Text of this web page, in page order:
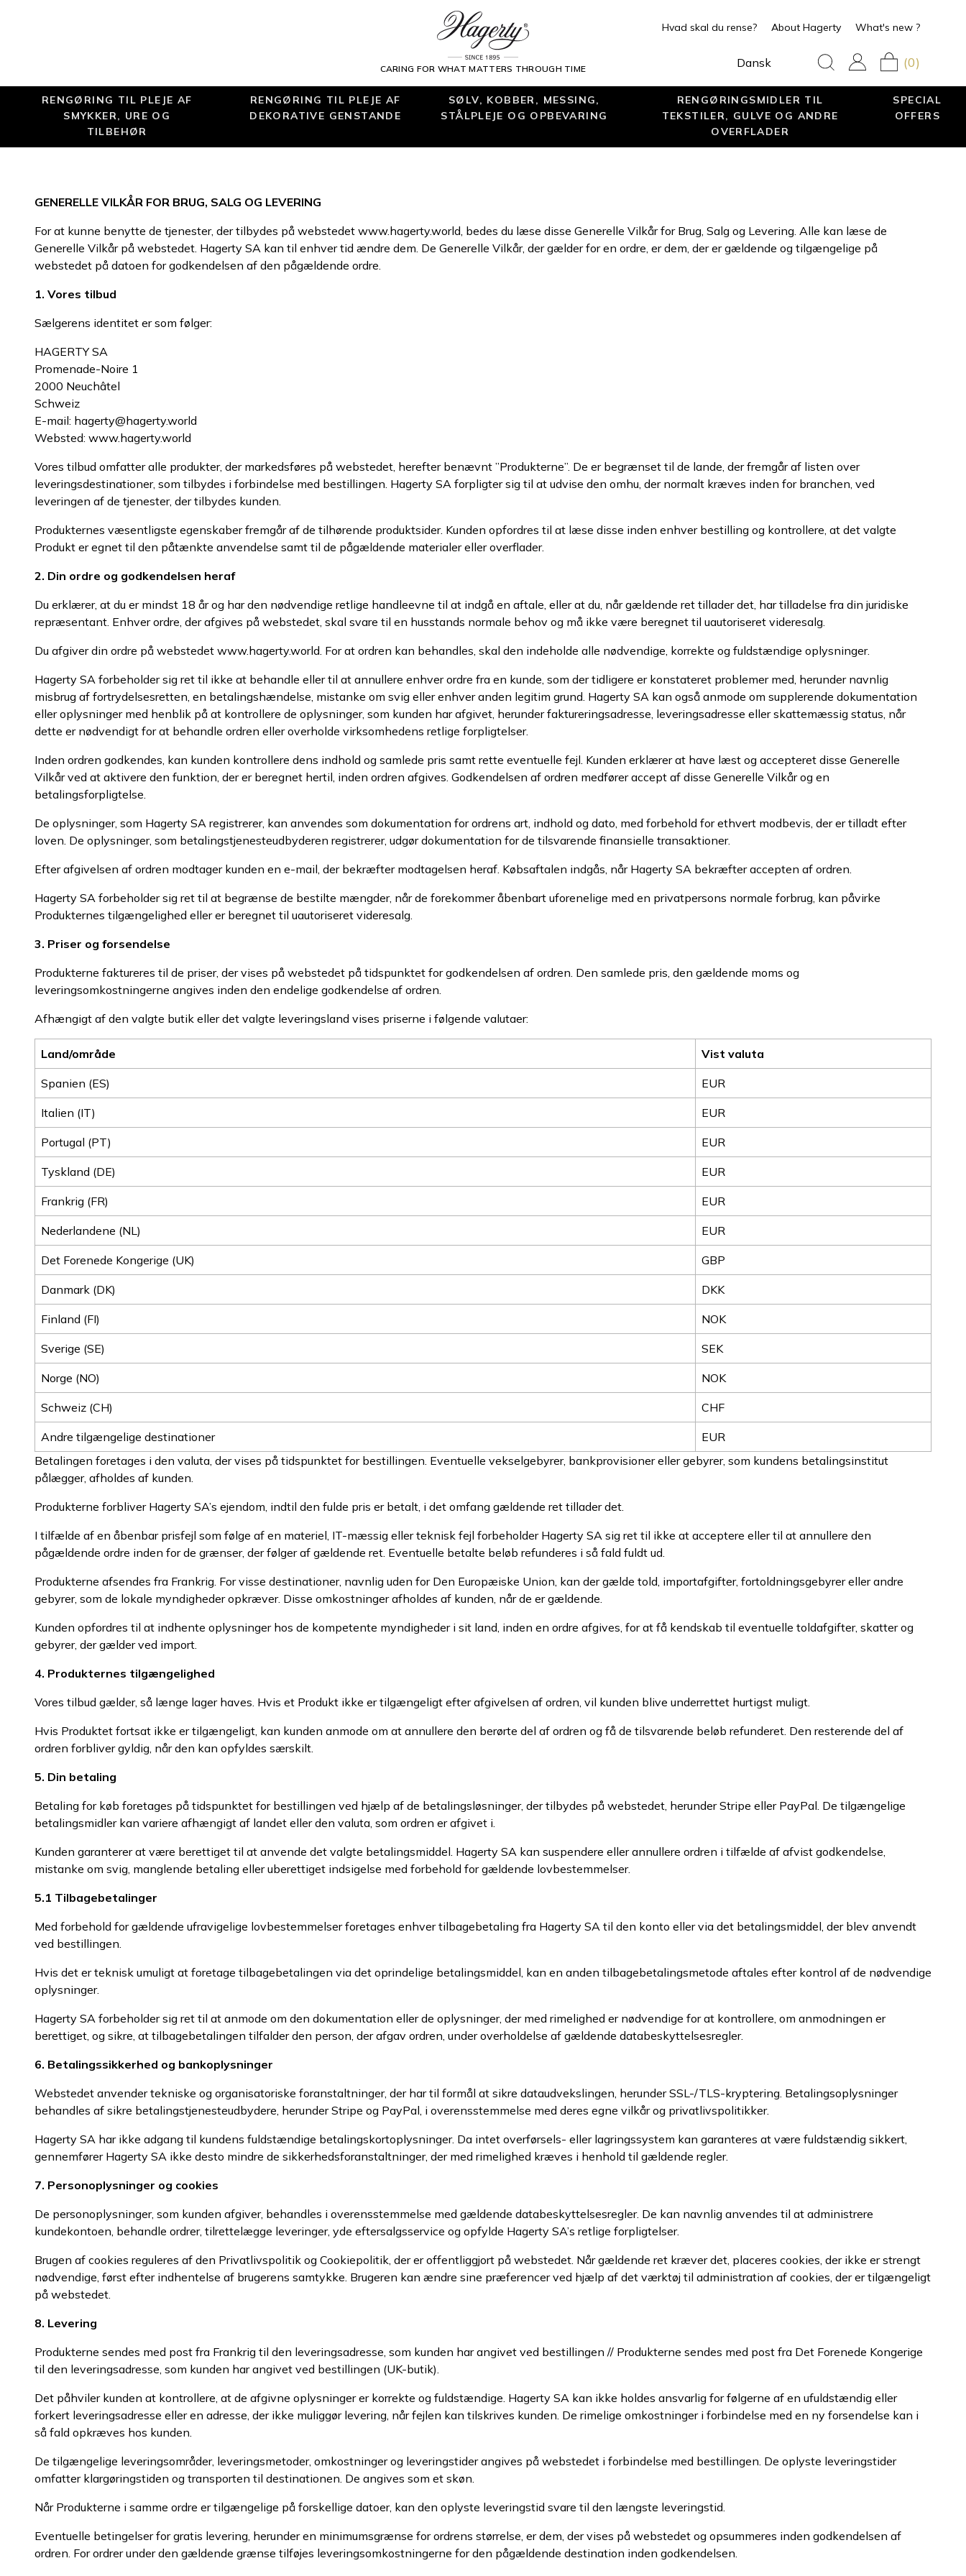
CARING FOR WHAT MATTERS THROUGH TIME
Hvad skal du rense? About Hagerty What's new ?
Dansk (0)
RENGØRING TIL PLEJE AF
SMYKKER, URE OG
TILBEHØR
RENGØRING TIL PLEJE AF
DEKORATIVE GENSTANDE
SØLV, KOBBER, MESSING,
STÅLPLEJE OG OPBEVARING
RENGØRINGSMIDLER TIL
TEKSTILER, GULVE OG ANDRE
OVERFLADER
SPECIAL
OFFERS
GENERELLE VILKÅR FOR BRUG, SALG OG LEVERING
For at kunne benytte de tjenester, der tilbydes på webstedet www.hagerty.world, bedes du læse disse Generelle Vilkår for Brug, Salg og Levering. Alle kan læse de
Generelle Vilkår på webstedet. Hagerty SA kan til enhver tid ændre dem. De Generelle Vilkår, der gælder for en ordre, er dem, der er gældende og tilgængelige på
webstedet på datoen for godkendelsen af den pågældende ordre.
1. Vores tilbud
Sælgerens identitet er som følger:
HAGERTY SA
Promenade-Noire 1
2000 Neuchâtel
Schweiz
E-mail: hagerty@hagerty.world
Websted: www.hagerty.world
Vores tilbud omfatter alle produkter, der markedsføres på webstedet, herefter benævnt ”Produkterne”. De er begrænset til de lande, der fremgår af listen over
leveringsdestinationer, som tilbydes i forbindelse med bestillingen. Hagerty SA forpligter sig til at udvise den omhu, der normalt kræves inden for branchen, ved
leveringen af de tjenester, der tilbydes kunden.
Produkternes væsentligste egenskaber fremgår af de tilhørende produktsider. Kunden opfordres til at læse disse inden enhver bestilling og kontrollere, at det valgte
Produkt er egnet til den påtænkte anvendelse samt til de pågældende materialer eller overflader.
2. Din ordre og godkendelsen heraf
Du erklærer, at du er mindst 18 år og har den nødvendige retlige handleevne til at indgå en aftale, eller at du, når gældende ret tillader det, har tilladelse fra din juridiske
repræsentant. Enhver ordre, der afgives på webstedet, skal svare til en husstands normale behov og må ikke være beregnet til uautoriseret videresalg.
Du afgiver din ordre på webstedet www.hagerty.world. For at ordren kan behandles, skal den indeholde alle nødvendige, korrekte og fuldstændige oplysninger.
Hagerty SA forbeholder sig ret til ikke at behandle eller til at annullere enhver ordre fra en kunde, som der tidligere er konstateret problemer med, herunder navnlig
misbrug af fortrydelsesretten, en betalingshændelse, mistanke om svig eller enhver anden legitim grund. Hagerty SA kan også anmode om supplerende dokumentation
eller oplysninger med henblik på at kontrollere de oplysninger, som kunden har afgivet, herunder faktureringsadresse, leveringsadresse eller skattemæssig status, når
dette er nødvendigt for at behandle ordren eller overholde virksomhedens retlige forpligtelser.
Inden ordren godkendes, kan kunden kontrollere dens indhold og samlede pris samt rette eventuelle fejl. Kunden erklærer at have læst og accepteret disse Generelle
Vilkår ved at aktivere den funktion, der er beregnet hertil, inden ordren afgives. Godkendelsen af ordren medfører accept af disse Generelle Vilkår og en
betalingsforpligtelse.
De oplysninger, som Hagerty SA registrerer, kan anvendes som dokumentation for ordrens art, indhold og dato, med forbehold for ethvert modbevis, der er tilladt efter
loven. De oplysninger, som betalingstjenesteudbyderen registrerer, udgør dokumentation for de tilsvarende finansielle transaktioner.
Efter afgivelsen af ordren modtager kunden en e-mail, der bekræfter modtagelsen heraf. Købsaftalen indgås, når Hagerty SA bekræfter accepten af ordren.
Hagerty SA forbeholder sig ret til at begrænse de bestilte mængder, når de forekommer åbenbart uforenelige med en privatpersons normale forbrug, kan påvirke
Produkternes tilgængelighed eller er beregnet til uautoriseret videresalg.
3. Priser og forsendelse
Produkterne faktureres til de priser, der vises på webstedet på tidspunktet for godkendelsen af ordren. Den samlede pris, den gældende moms og
leveringsomkostningerne angives inden den endelige godkendelse af ordren.
Afhængigt af den valgte butik eller det valgte leveringsland vises priserne i følgende valutaer:
Land/område Vist valuta
Spanien (ES) EUR
Italien (IT) EUR
Portugal (PT) EUR
Tyskland (DE) EUR
Frankrig (FR) EUR
Nederlandene (NL) EUR
Det Forenede Kongerige (UK) GBP
Danmark (DK) DKK
Finland (FI) NOK
Sverige (SE) SEK
Norge (NO) NOK
Schweiz (CH) CHF
Andre tilgængelige destinationer
EUR
Betalingen foretages i den valuta, der vises på tidspunktet for bestillingen. Eventuelle vekselgebyrer, bankprovisioner eller gebyrer, som kundens betalingsinstitut
pålægger, afholdes af kunden.
Produkterne forbliver Hagerty SA’s ejendom, indtil den fulde pris er betalt, i det omfang gældende ret tillader det.
I tilfælde af en åbenbar prisfejl som følge af en materiel, IT-mæssig eller teknisk fejl forbeholder Hagerty SA sig ret til ikke at acceptere eller til at annullere den
pågældende ordre inden for de grænser, der følger af gældende ret. Eventuelle betalte beløb refunderes i så fald fuldt ud.
Produkterne afsendes fra Frankrig. For visse destinationer, navnlig uden for Den Europæiske Union, kan der gælde told, importafgifter, fortoldningsgebyrer eller andre
gebyrer, som de lokale myndigheder opkræver. Disse omkostninger afholdes af kunden, når de er gældende.
Kunden opfordres til at indhente oplysninger hos de kompetente myndigheder i sit land, inden en ordre afgives, for at få kendskab til eventuelle toldafgifter, skatter og
gebyrer, der gælder ved import.
4. Produkternes tilgængelighed
Vores tilbud gælder, så længe lager haves. Hvis et Produkt ikke er tilgængeligt efter afgivelsen af ordren, vil kunden blive underrettet hurtigst muligt.
Hvis Produktet fortsat ikke er tilgængeligt, kan kunden anmode om at annullere den berørte del af ordren og få de tilsvarende beløb refunderet. Den resterende del af
ordren forbliver gyldig, når den kan opfyldes særskilt.
5. Din betaling
Betaling for køb foretages på tidspunktet for bestillingen ved hjælp af de betalingsløsninger, der tilbydes på webstedet, herunder Stripe eller PayPal. De tilgængelige
betalingsmidler kan variere afhængigt af landet eller den valuta, som ordren er afgivet i.
Kunden garanterer at være berettiget til at anvende det valgte betalingsmiddel. Hagerty SA kan suspendere eller annullere ordren i tilfælde af afvist godkendelse,
mistanke om svig, manglende betaling eller uberettiget indsigelse med forbehold for gældende lovbestemmelser.
5.1 Tilbagebetalinger
Med forbehold for gældende ufravigelige lovbestemmelser foretages enhver tilbagebetaling fra Hagerty SA til den konto eller via det betalingsmiddel, der blev anvendt
ved bestillingen.
Hvis det er teknisk umuligt at foretage tilbagebetalingen via det oprindelige betalingsmiddel, kan en anden tilbagebetalingsmetode aftales efter kontrol af de nødvendige
oplysninger.
Hagerty SA forbeholder sig ret til at anmode om den dokumentation eller de oplysninger, der med rimelighed er nødvendige for at kontrollere, om anmodningen er
berettiget, og sikre, at tilbagebetalingen tilfalder den person, der afgav ordren, under overholdelse af gældende databeskyttelsesregler.
6. Betalingssikkerhed og bankoplysninger
Webstedet anvender tekniske og organisatoriske foranstaltninger, der har til formål at sikre dataudvekslingen, herunder SSL-/TLS-kryptering. Betalingsoplysninger
behandles af sikre betalingstjenesteudbydere, herunder Stripe og PayPal, i overensstemmelse med deres egne vilkår og privatlivspolitikker.
Hagerty SA har ikke adgang til kundens fuldstændige betalingskortoplysninger. Da intet overførsels- eller lagringssystem kan garanteres at være fuldstændig sikkert,
gennemfører Hagerty SA ikke desto mindre de sikkerhedsforanstaltninger, der med rimelighed kræves i henhold til gældende regler.
7. Personoplysninger og cookies
De personoplysninger, som kunden afgiver, behandles i overensstemmelse med gældende databeskyttelsesregler. De kan navnlig anvendes til at administrere
kundekontoen, behandle ordrer, tilrettelægge leveringer, yde eftersalgsservice og opfylde Hagerty SA’s retlige forpligtelser.
Brugen af cookies reguleres af den Privatlivspolitik og Cookiepolitik, der er offentliggjort på webstedet. Når gældende ret kræver det, placeres cookies, der ikke er strengt
nødvendige, først efter indhentelse af brugerens samtykke. Brugeren kan ændre sine præferencer ved hjælp af det værktøj til administration af cookies, der er tilgængeligt
på webstedet.
8. Levering
Produkterne sendes med post fra Frankrig til den leveringsadresse, som kunden har angivet ved bestillingen // Produkterne sendes med post fra Det Forenede Kongerige
til den leveringsadresse, som kunden har angivet ved bestillingen (UK-butik).
Det påhviler kunden at kontrollere, at de afgivne oplysninger er korrekte og fuldstændige. Hagerty SA kan ikke holdes ansvarlig for følgerne af en ufuldstændig eller
forkert leveringsadresse eller en adresse, der ikke muliggør levering, når fejlen kan tilskrives kunden. De rimelige omkostninger i forbindelse med en ny forsendelse kan i
så fald opkræves hos kunden.
De tilgængelige leveringsområder, leveringsmetoder, omkostninger og leveringstider angives på webstedet i forbindelse med bestillingen. De oplyste leveringstider
omfatter klargøringstiden og transporten til destinationen. De angives som et skøn.
Når Produkterne i samme ordre er tilgængelige på forskellige datoer, kan den oplyste leveringstid svare til den længste leveringstid.
Eventuelle betingelser for gratis levering, herunder en minimumsgrænse for ordrens størrelse, er dem, der vises på webstedet og opsummeres inden godkendelsen af
ordren. For ordrer under den gældende grænse tilføjes leveringsomkostningerne for den pågældende destination inden godkendelsen.